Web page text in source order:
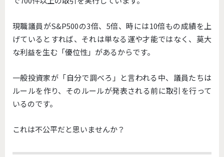
現職議員がS&P500の3倍、5倍、時には10倍もの成績を上
げているとすれば、それは単なる運や才能ではなく、莫大
な利益を生む「優位性」があるからです。
一般投資家が「自分で調べろ」と言われる中、議員たちは
ルールを作り、そのルールが発表される前に取引を行って
いるのです。
これは不公平だと思いませんか？